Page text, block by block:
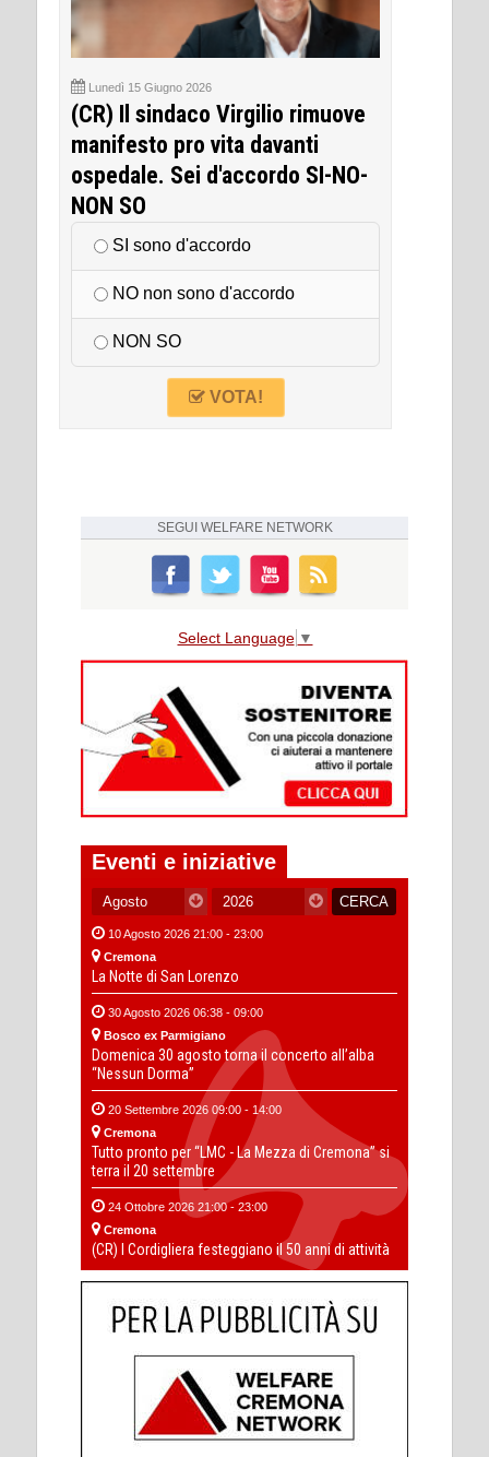
Lunedì 15 Giugno 2026
(CR) Il sindaco Virgilio rimuove
manifesto pro vita davanti
ospedale. Sei d'accordo SI-NO-
NON SO
SI sono d'accordo
NO non sono d'accordo
NON SO
VOTA!
SEGUI WELFARE NETWORK
Select Language ▼
Eventi e iniziative
10 Agosto 2026 21:00 - 23:00
Cremona
La Notte di San Lorenzo
30 Agosto 2026 06:38 - 09:00
Bosco ex Parmigiano
Domenica 30 agosto torna il concerto all’alba
“Nessun Dorma”
20 Settembre 2026 09:00 - 14:00
Cremona
Tutto pronto per “LMC - La Mezza di Cremona” si
terra il 20 settembre
24 Ottobre 2026 21:00 - 23:00
Cremona
(CR) I Cordigliera festeggiano il 50 anni di attività